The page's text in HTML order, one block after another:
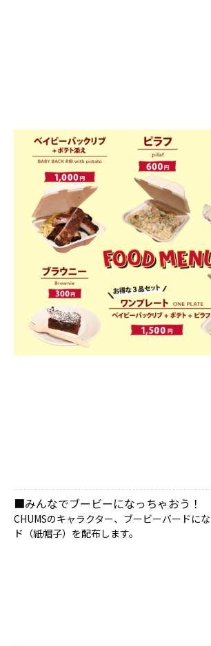
■みんなでブービーになっちゃおう！
CHUMSのキャラクター、ブービーバードに
ド（紙帽子）を配布します。